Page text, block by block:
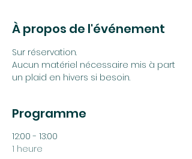
À propos de l'événement
Sur réservation.
Aucun matériel nécessaire mis à part
un plaid en hivers si besoin.
Programme
12:00 - 13:00
1 heure